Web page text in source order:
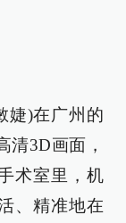
婕)在广州的
清3D画面，
术室里，机
、精准地在